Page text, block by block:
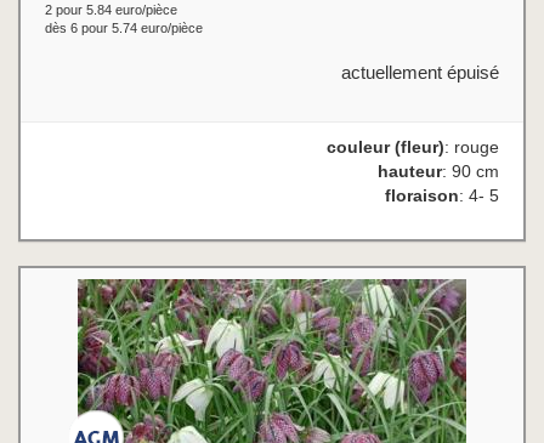
2 pour 5.84 euro/pièce
dès 6 pour 5.74 euro/pièce
actuellement épuisé
couleur (fleur): rouge
hauteur: 90 cm
floraison: 4- 5